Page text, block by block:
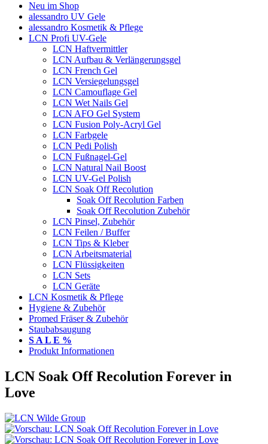
Neu im Shop
alessandro UV Gele
alessandro Kosmetik & Pflege
LCN Profi UV-Gele
LCN Haftvermittler
LCN Aufbau & Verlängerungsgel
LCN French Gel
LCN Versiegelungsgel
LCN Camouflage Gel
LCN Wet Nails Gel
LCN AFO Gel System
LCN Fusion Poly-Acryl Gel
LCN Farbgele
LCN Pedi Polish
LCN Fußnagel-Gel
LCN Natural Nail Boost
LCN UV-Gel Polish
LCN Soak Off Recolution
Soak Off Recolution Farben
Soak Off Recolution Zubehör
LCN Pinsel, Zubehör
LCN Feilen / Buffer
LCN Tips & Kleber
LCN Arbeitsmaterial
LCN Flüssigkeiten
LCN Sets
LCN Geräte
LCN Kosmetik & Pflege
Hygiene & Zubehör
Promed Fräser & Zubehör
Staubabsaugung
S A L E %
Produkt Informationen
LCN Soak Off Recolution Forever in
Love